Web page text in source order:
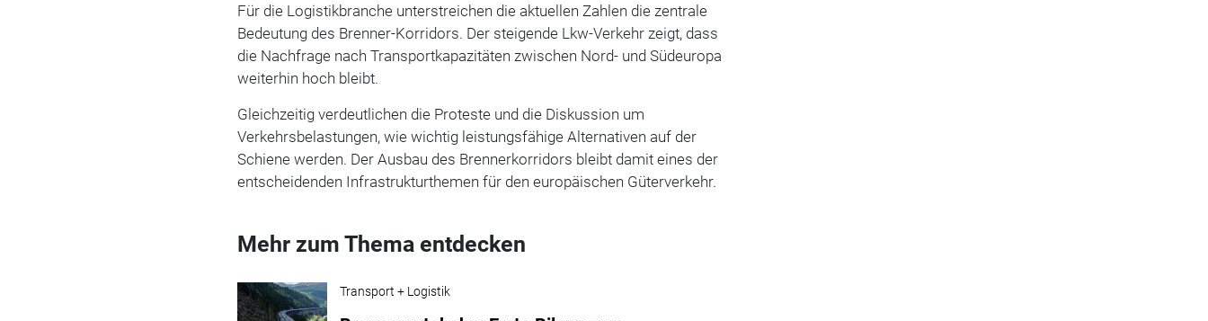
Für die Logistikbranche unterstreichen die aktuellen Zahlen die zentrale
Bedeutung des Brenner-Korridors. Der steigende Lkw-Verkehr zeigt, dass
die Nachfrage nach Transportkapazitäten zwischen Nord- und Südeuropa
weiterhin hoch bleibt.
Gleichzeitig verdeutlichen die Proteste und die Diskussion um
Verkehrsbelastungen, wie wichtig leistungsfähige Alternativen auf der
Schiene werden. Der Ausbau des Brennerkorridors bleibt damit eines der
entscheidenden Infrastrukturthemen für den europäischen Güterverkehr.
Mehr zum Thema entdecken
Transport + Logistik